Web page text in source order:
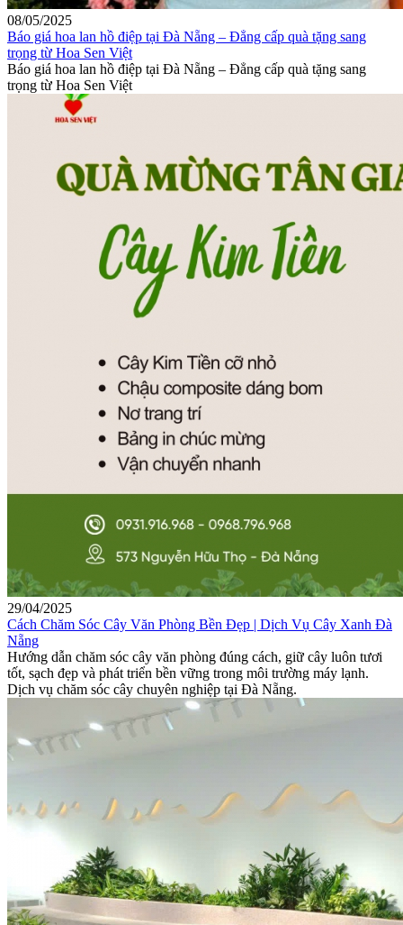
08/05/2025
Báo giá hoa lan hồ điệp tại Đà Nẵng – Đẳng cấp quà tặng sang
trọng từ Hoa Sen Việt
Báo giá hoa lan hồ điệp tại Đà Nẵng – Đẳng cấp quà tặng sang
trọng từ Hoa Sen Việt
29/04/2025
Cách Chăm Sóc Cây Văn Phòng Bền Đẹp | Dịch Vụ Cây Xanh Đà
Nẵng
Hướng dẫn chăm sóc cây văn phòng đúng cách, giữ cây luôn tươi
tốt, sạch đẹp và phát triển bền vững trong môi trường máy lạnh.
Dịch vụ chăm sóc cây chuyên nghiệp tại Đà Nẵng.